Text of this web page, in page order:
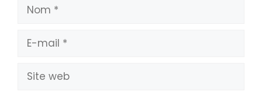
mail
Site
web